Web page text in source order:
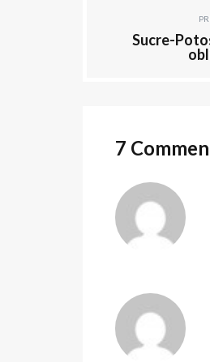
Sucre-
7